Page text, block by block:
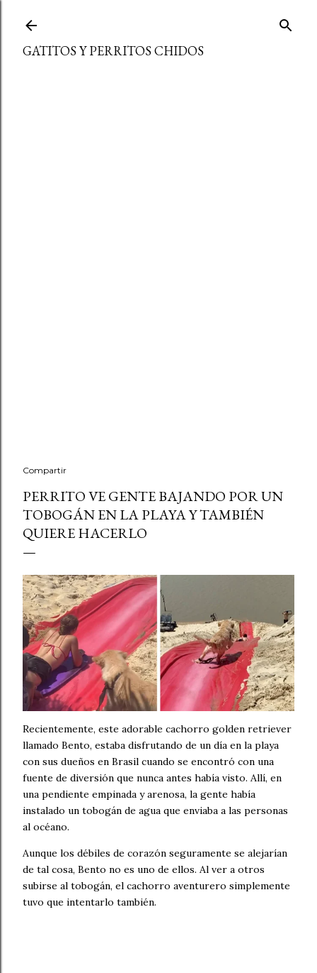
GATITOS Y PERRITOS CHIDOS
Compartir
PERRITO VE GENTE BAJANDO POR UN
TOBOGÁN EN LA PLAYA Y TAMBIÉN
QUIERE HACERLO
Recientemente, este adorable cachorro golden retriever
llamado Bento, estaba disfrutando de un día en la playa
con sus dueños en Brasil cuando se encontró con una
fuente de diversión que nunca antes había visto. Allí, en
una pendiente empinada y arenosa, la gente había
instalado un tobogán de agua que enviaba a las personas
al océano.
Aunque los débiles de corazón seguramente se alejarían
de tal cosa, Bento no es uno de ellos. Al ver a otros
subirse al tobogán, el cachorro aventurero simplemente
tuvo que intentarlo también.